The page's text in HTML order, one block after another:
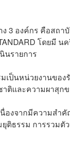
3 องค์กร คือสถา
โดยมี
นรายการ
มเป็นหน่วยงานข
ติและความผาสุก
องจากมีความสำ
ติธรรม การรวมตั